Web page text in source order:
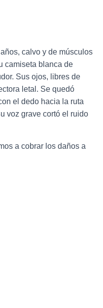
calvo y de músculos
camiseta blanca de
Sus ojos, libres de
letal. Se quedó
el dedo hacia la ruta
voz grave cortó el ruido
a cobrar los daños a